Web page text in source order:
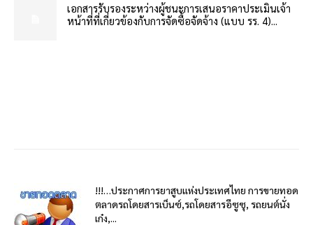
เอกสารรับรองระหว่างผู้ชนะการเสนอราคาประเมินเจ้า
หน้าที่ที่เกี่ยวข้องกับการจัดซื้อจัดจ้าง (แบบ รร. 4)...
!!!…ประกาศการยาสูบแห่งประเทศไทย การขายทอด
ตลาดรถโดยสารเบ็นซ์,รถโดยสารอีซูซุ, รถยนต์นั่ง
เก๋ง,...